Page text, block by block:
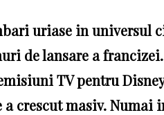
uriase in universul
de lansare a
TV pentru
crescut masiv. Numai